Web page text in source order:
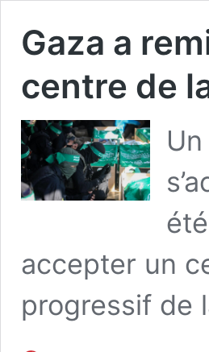
Gaza a
centre de
accepter un
progressif de